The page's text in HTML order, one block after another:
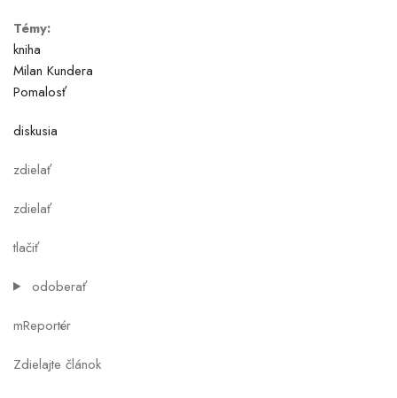
Témy:
kniha
Milan Kundera
Pomalosť
diskusia
zdielať
zdielať
tlačiť
odoberať
mReportér
Zdielajte článok